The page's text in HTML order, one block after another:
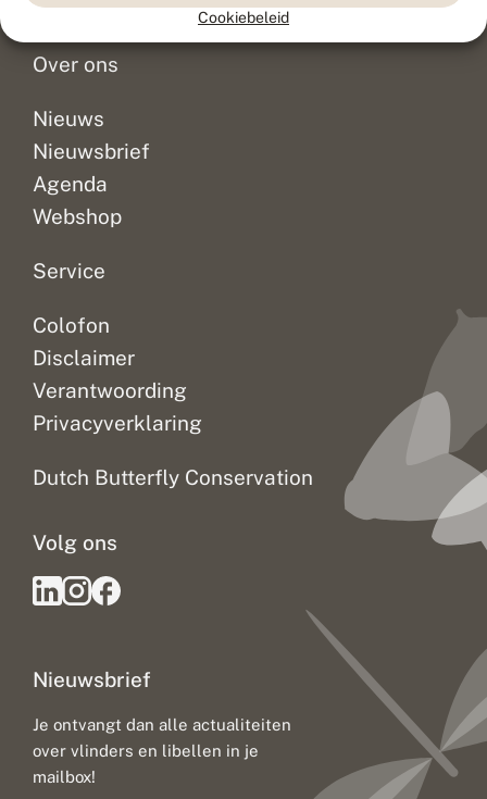
Cookiebeleid
Doneer
Over ons
Nieuws
Nieuwsbrief
Agenda
Webshop
Service
Colofon
Disclaimer
Verantwoording
Privacyverklaring
Dutch Butterfly Conservation
Nieuwsbrief
Je ontvangt dan alle actualiteiten
over vlinders en libellen in je
mailbox!
Volg ons